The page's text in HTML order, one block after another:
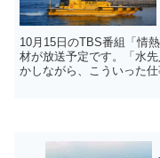
10月15日のTBS番組「情
材が放送予定です。「水
かしながら、こういった